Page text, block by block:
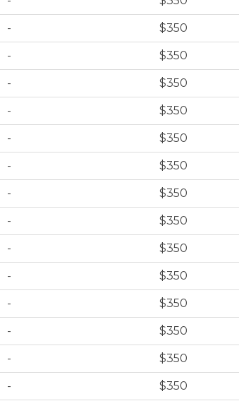
$350
$350
$350
$350
$350
$350
$350
$350
$350
$350
$350
$350
$350
$350